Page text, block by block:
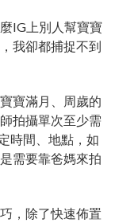
IG上別人幫寶寶
我卻都捕捉不到
寶滿月、周歲的
拍攝單次至少需
時間、地點，如
需要靠爸媽來拍
，除了快速佈置